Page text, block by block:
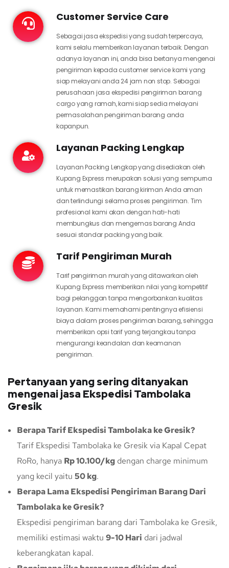
Customer Service Care
Sebagai jasa ekspedisi yang sudah terpercaya,
kami selalu memberikan layanan terbaik. Dengan
adanya layanan ini, anda bisa bertanya mengenai
pengiriman kepada customer service kami yang
siap melayani anda 24 jam non stop. Sebagai
perusahaan jasa ekspedisi pengiriman barang
cargo yang ramah, kami siap sedia melayani
permasalahan pengiriman barang anda
kapanpun.
Layanan Packing Lengkap
Layanan Packing Lengkap yang disediakan oleh
Kupang Express merupakan solusi yang sempurna
untuk memastikan barang kiriman Anda aman
dan terlindungi selama proses pengiriman. Tim
profesional kami akan dengan hati-hati
membungkus dan mengemas barang Anda
sesuai standar packing yang baik.
Tarif Pengiriman Murah
Tarif pengiriman murah yang ditawarkan oleh
Kupang Express memberikan nilai yang kompetitif
bagi pelanggan tanpa mengorbankan kualitas
layanan. Kami memahami pentingnya efisiensi
biaya dalam proses pengiriman barang, sehingga
memberikan opsi tarif yang terjangkau tanpa
mengurangi keandalan dan keamanan
pengiriman.
Pertanyaan yang sering ditanyakan
mengenai jasa Ekspedisi Tambolaka
Gresik
Berapa Tarif Ekspedisi Tambolaka ke Gresik?
Tarif Ekspedisi Tambolaka ke Gresik via Kapal Cepat
RoRo, hanya Rp 10.100/kg dengan charge minimum
yang kecil yaitu 50 kg.
Berapa Lama Ekspedisi Pengiriman Barang Dari
Tambolaka ke Gresik?
Ekspedisi pengiriman barang dari Tambolaka ke Gresik,
memiliki estimasi waktu 9-10 Hari dari jadwal
keberangkatan kapal.